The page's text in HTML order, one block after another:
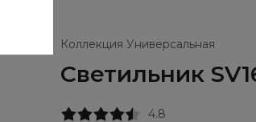
Коллекция Универсальная
Светильник
4.8